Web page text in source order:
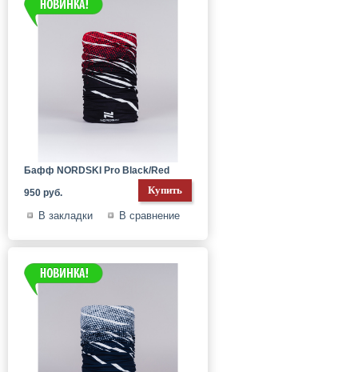
Бафф NORDSKI Pro Black/Red
950 руб.
В закладки В сравнение